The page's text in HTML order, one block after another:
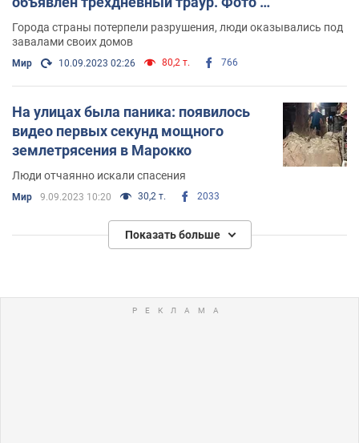
видео
Города страны потерпели разрушения, люди оказывались под
завалами своих домов
Мир 10.09.2023 02:26 80,2 т. 766
На улицах была паника: появилось
видео первых секунд мощного
землетрясения в Марокко
Люди отчаянно искали спасения
Мир 9.09.2023 10:20 30,2 т. 2033
Показать больше